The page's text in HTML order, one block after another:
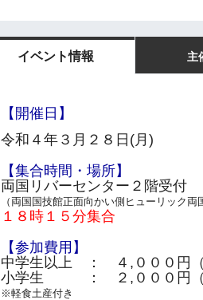
イベント情報 主
【開催日】
令和４年３月２８日(月)
【集合時間・場所】
両国リバーセンター２階受付
（両国国技館正面向かい側ヒューリック両
１８時１５分集合
【参加費用】
中学生以上 ： ４,０００円（
小学生 ： ２,０００円（
※軽食土産付き